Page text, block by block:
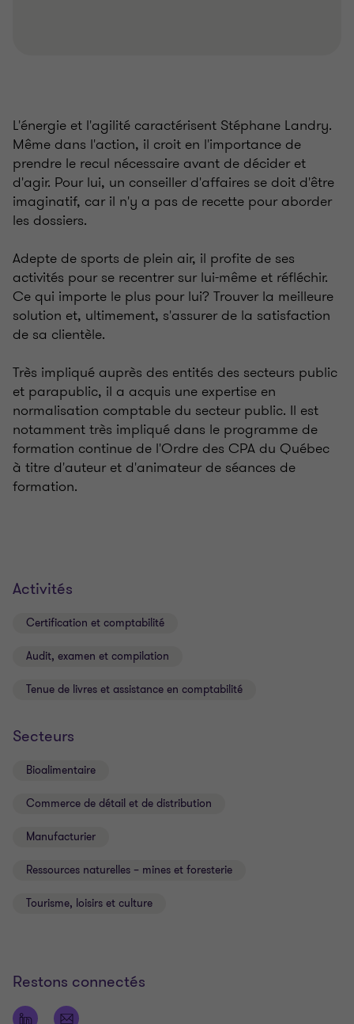
L'énergie et l'agilité caractérisent Stéphane Landry.
Même dans l'action, il croit en l'importance de
prendre le recul nécessaire avant de décider et
d'agir. Pour lui, un conseiller d'affaires se doit d'être
imaginatif, car il n'y a pas de recette pour aborder
les dossiers.
Adepte de sports de plein air, il profite de ses
activités pour se recentrer sur lui-même et réfléchir.
Ce qui importe le plus pour lui? Trouver la meilleure
solution et, ultimement, s'assurer de la satisfaction
de sa clientèle.
Très impliqué auprès des entités des secteurs public
et parapublic, il a acquis une expertise en
normalisation comptable du secteur public. Il est
notamment très impliqué dans le programme de
formation continue de l'Ordre des CPA du Québec
à titre d'auteur et d'animateur de séances de
formation.
Activités
Certification et comptabilité
Audit, examen et compilation
Tenue de livres et assistance en comptabilité
Secteurs
Bioalimentaire
Commerce de détail et de distribution
Manufacturier
Ressources naturelles – mines et foresterie
Tourisme, loisirs et culture
Restons connectés